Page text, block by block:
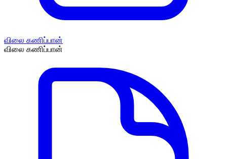
விலை கணிப்பான்
விலை கணிப்பான்